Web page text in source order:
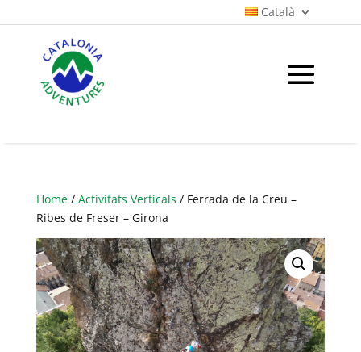
Català
Home/ Activitats Verticals / Ferrada de la Creu –
Ribes de Freser – Girona